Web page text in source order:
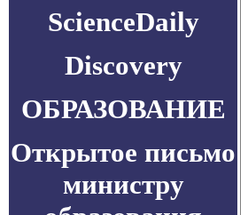
ScienceDaily
Discovery
ОБРАЗОВАНИЕ
Открытое письмо
министру